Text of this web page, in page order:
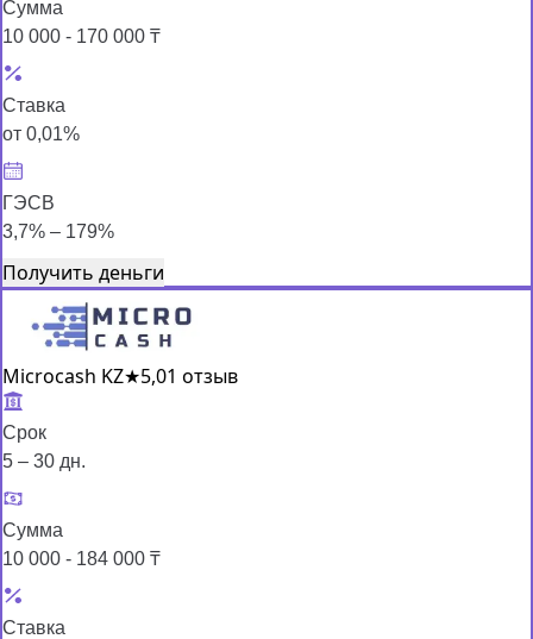
Сумма
10 000 - 170 000 ₸
Ставка
от 0,01%
ГЭСВ
3,7% – 179%
Получить деньги
Microcash KZ★5,01 отзыв
Срок
5 – 30 дн.
Сумма
10 000 - 184 000 ₸
Ставка